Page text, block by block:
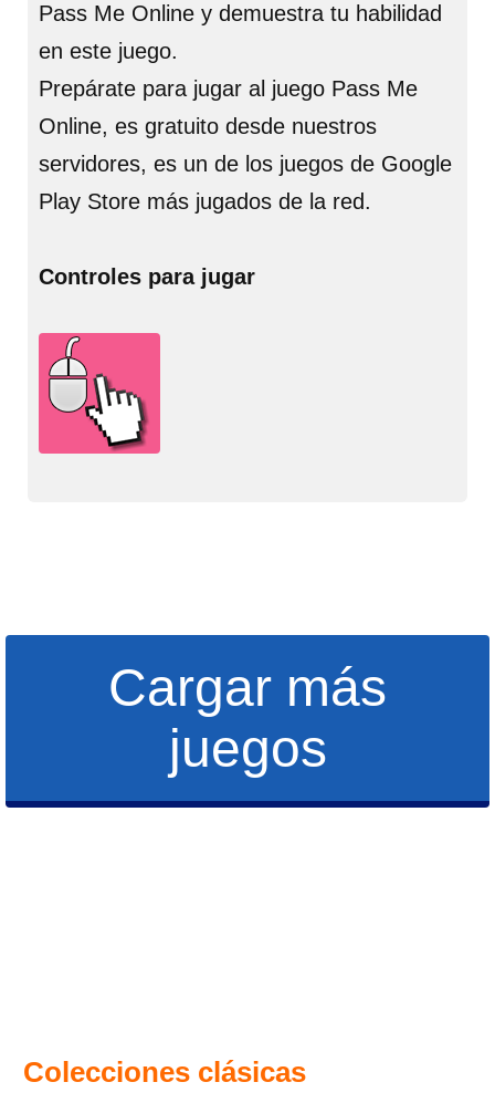
Pass Me Online y demuestra tu habilidad
en este juego.
Prepárate para jugar al juego Pass Me
Online, es gratuito desde nuestros
servidores, es un de los juegos de Google
Play Store más jugados de la red.
Controles para jugar
Cargar más
juegos
Colecciones clásicas